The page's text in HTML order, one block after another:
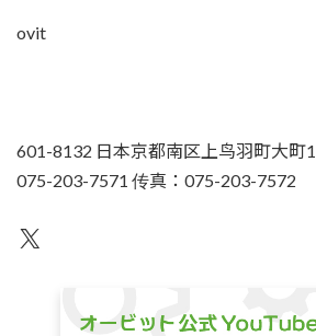
ovit
601-8132 日本京都南区上鸟羽町大町
075-203-7571 传真：075-203-7572
不为人知